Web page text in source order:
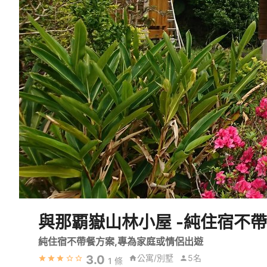
與那覇嶽山林小屋 -純住宿不
純住宿不帶餐方案,專為家庭或情侶出遊
3.0 1 條 公寓/別墅 5名